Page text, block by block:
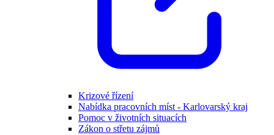
Krizové řízení
Nabídka pracovních míst - Karlovarský kraj
Pomoc v životních situacích
Zákon o střetu zájmů